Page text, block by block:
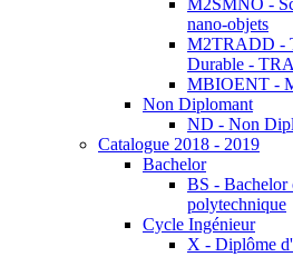
M2SMNO -
nano-objets
M2TRADD -
Durable -
MBIOENT -
Non Diplomant
ND - Non
Catalogue 2018 - 2019
Bachelor
BS - Bachelor
polytechnique
Cycle Ingénieur
X - Diplôme